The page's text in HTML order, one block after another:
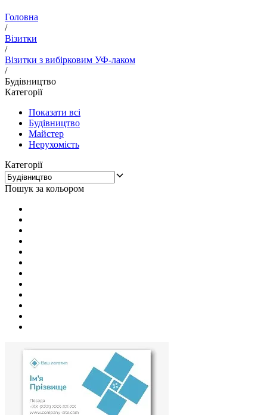
Головна
/
Візитки
/
Візитки з вибірковим УФ-лаком
/
Будівництво
Категорії
Показати всі
Будівництво
Майстер
Нерухомість
Категорії
Пошук за кольором